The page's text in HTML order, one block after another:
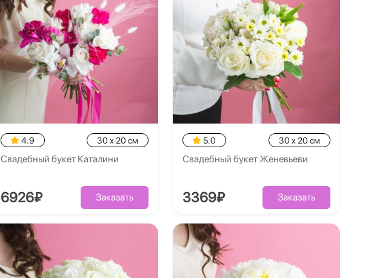
4.9 30 x 20 см
Свадебный букет Каталини
6926₽ Заказать
5.0 30 x 20 см
Свадебный букет Женевьеви
3369₽ Заказать